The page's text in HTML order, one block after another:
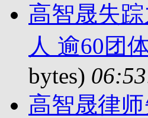
高智晟失
人 逾60团
bytes)
高智晟律